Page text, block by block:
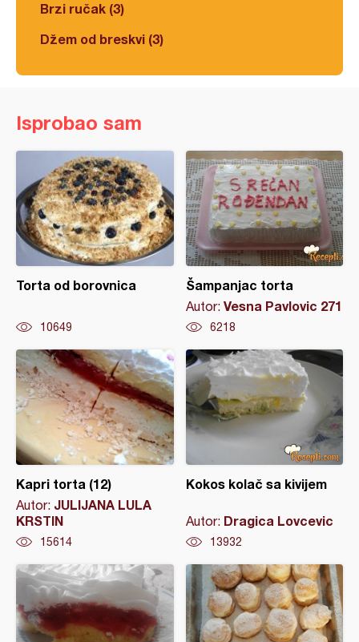
Brzi ručak (3)
Džem od breskvi (3)
Isprobao sam
Torta od borovnica
10649
Šampanjac torta
Autor: Vesna Pavlovic 271
6218
Kapri torta (12)
Autor: JULIJANA LULA
KRSTIN
15614
Kokos kolač sa kivijem
Autor: Dragica Lovcevic
13932